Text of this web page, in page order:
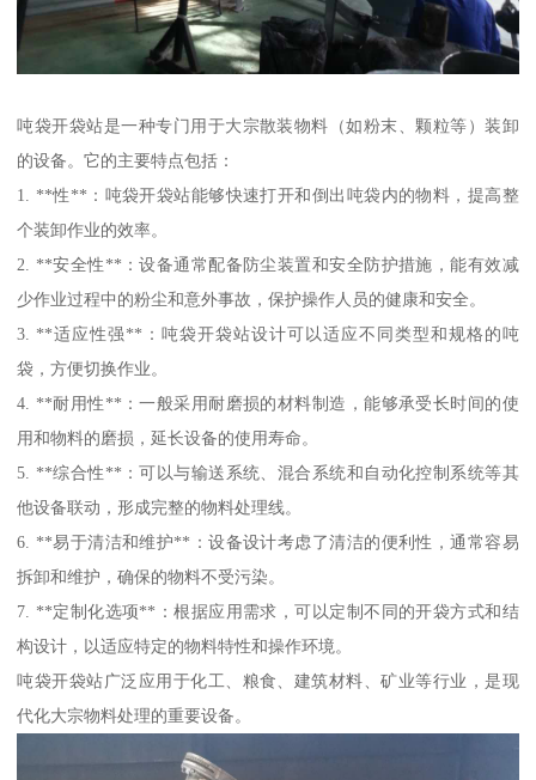
吨袋开袋站是一种专门用于大宗散装物料（如粉末、颗粒等）装卸
的设备。它的主要特点包括：
1. **性**：吨袋开袋站能够快速打开和倒出吨袋内的物料，提高整
个装卸作业的效率。
2. **安全性**：设备通常配备防尘装置和安全防护措施，能有效减
少作业过程中的粉尘和意外事故，保护操作人员的健康和安全。
3. **适应性强**：吨袋开袋站设计可以适应不同类型和规格的吨
袋，方便切换作业。
4. **耐用性**：一般采用耐磨损的材料制造，能够承受长时间的使
用和物料的磨损，延长设备的使用寿命。
5. **综合性**：可以与输送系统、混合系统和自动化控制系统等其
他设备联动，形成完整的物料处理线。
6. **易于清洁和维护**：设备设计考虑了清洁的便利性，通常容易
拆卸和维护，确保的物料不受污染。
7. **定制化选项**：根据应用需求，可以定制不同的开袋方式和结
构设计，以适应特定的物料特性和操作环境。
吨袋开袋站广泛应用于化工、粮食、建筑材料、矿业等行业，是现
代化大宗物料处理的重要设备。